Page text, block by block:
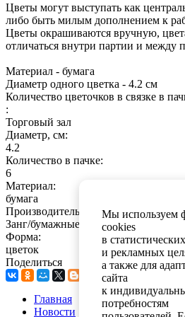
Цветы могут выступать как
либо быть милым дополнением к
Цветы окрашиваются вручную,
отличаться внутри партии и между
Материал - бумага
Диаметр одного цветка - 4.2 см
Количество цветочков в связке в
:
Торговый зал
Диаметр, см:
4.2
Количество в пачке:
6
Материал:
бумага
Производитель для сайта Лео РБ:
Занг/бумажные цветы
Форма:
цветок
Поделиться
Главная
Новости
Мы используем
cookies
в статистических
и рекламных
а также для
сайта
к
потребностям